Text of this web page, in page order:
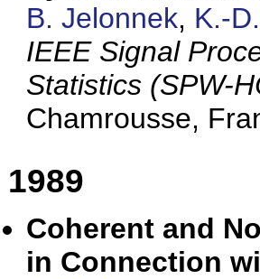
B. Jelonnek, K.-
IEEE Signal
Statistics (SPW-
Chamrousse,
1989
Coherent and
in Connection